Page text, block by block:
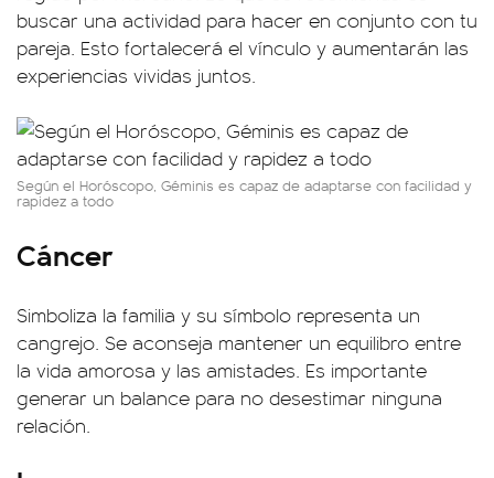
buscar una actividad para hacer en conjunto con tu
pareja. Esto fortalecerá el vínculo y aumentarán las
experiencias vividas juntos.
Según el Horóscopo, Géminis es capaz de adaptarse con facilidad y
rapidez a todo
Cáncer
Simboliza la familia y su símbolo representa un
cangrejo. Se aconseja mantener un equilibro entre
la vida amorosa y las amistades. Es importante
generar un balance para no desestimar ninguna
relación.